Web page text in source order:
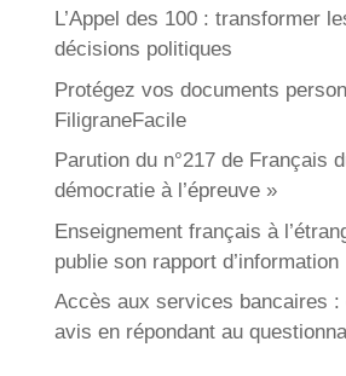
L’Appel des 100 : transformer
décisions politiques
Protégez vos documents
FiligraneFacile
Parution du n°217 de Français
démocratie à l’épreuve »
Enseignement français à
publie son rapport d’information
Accès aux services bancaires :
avis en répondant au